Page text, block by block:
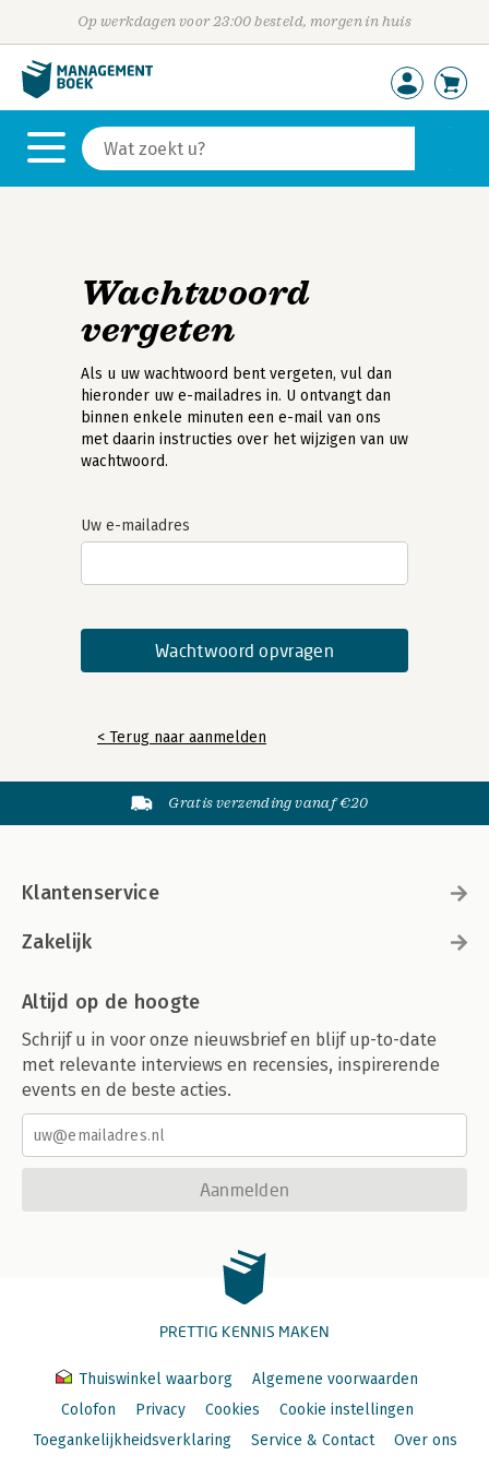
Op werkdagen voor 23:00 besteld, morgen in huis
Wachtwoord
vergeten
Als u uw wachtwoord bent vergeten, vul dan
hieronder uw e-mailadres in. U ontvangt dan
binnen enkele minuten een e-mail van ons
met daarin instructies over het wijzigen van uw
wachtwoord.
Uw e-mailadres
< Terug naar aanmelden
Gratis verzending vanaf €20
Klantenservice
Zakelijk
Altijd op de hoogte
Schrijf u in voor onze nieuwsbrief en blijf up-to-date
met relevante interviews en recensies, inspirerende
events en de beste acties.
Aanmelden
PRETTIG KENNIS MAKEN
Thuiswinkel waarborg
Algemene voorwaarden
Colofon
Privacy Cookies
Cookie instellingen
Toegankelijkheidsverklaring
Service & Contact Over ons